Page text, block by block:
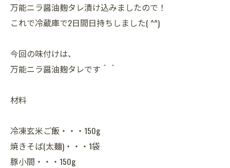
万能ニラ醤油麹タレ漬け込みましたので！
これで冷蔵庫で2日間日持ちしました( ^^)
今回の味付けは、
万能ニラ醤油麹タレです＾＾
材料
冷凍玄米ご飯・・・150g
焼きそば(太麺)・・・1袋
豚小間・・・150g